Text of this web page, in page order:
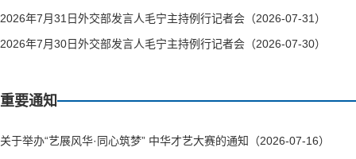
2026年7月31日外交部发言人毛宁主持例行记者会（2026-07-31）
2026年7月30日外交部发言人毛宁主持例行记者会（2026-07-30）
重要通知
关于举办“艺展风华·同心筑梦” 中华才艺大赛的通知（2026-07-16）